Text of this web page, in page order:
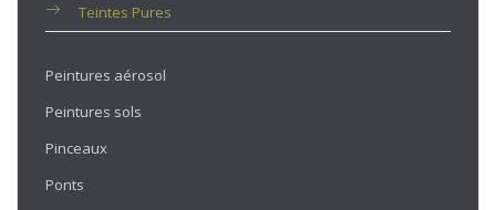
Teintes Pures
Peintures aérosol
Peintures sols
Pinceaux
Ponts